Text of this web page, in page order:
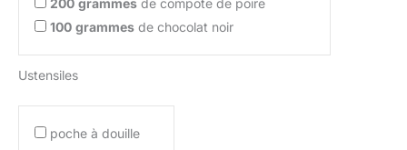
200 grammes de compote de poire
100 grammes de chocolat noir
Ustensiles
poche à douille